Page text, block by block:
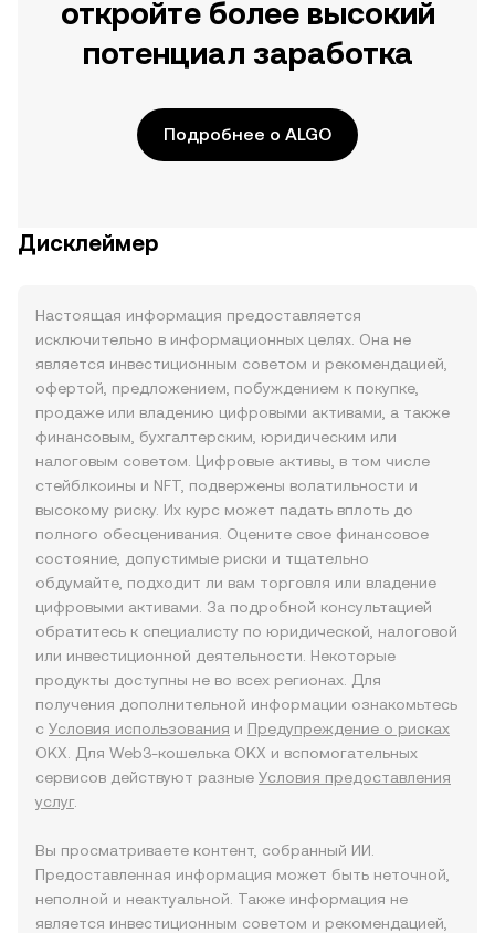
откройте более высокий
потенциал заработка
Подробнее о ALGO
Дисклеймер
Настоящая информация предоставляется
исключительно в информационных целях. Она не
является инвестиционным советом и рекомендацией,
офертой, предложением, побуждением к покупке,
продаже или владению цифровыми активами, а также
финансовым, бухгалтерским, юридическим или
налоговым советом. Цифровые активы, в том числе
стейблкоины и NFT, подвержены волатильности и
высокому риску. Их курс может падать вплоть до
полного обесценивания. Оцените свое финансовое
состояние, допустимые риски и тщательно
обдумайте, подходит ли вам торговля или владение
цифровыми активами. За подробной консультацией
обратитесь к специалисту по юридической, налоговой
или инвестиционной деятельности. Некоторые
продукты доступны не во всех регионах. Для
получения дополнительной информации ознакомьтесь
с Условия использования и Предупреждение о рисках
OKX. Для Web3-кошелька OKX и вспомогательных
сервисов действуют разные Условия предоставления
услуг.
Вы просматриваете контент, собранный ИИ.
Предоставленная информация может быть неточной,
неполной и неактуальной. Также информация не
является инвестиционным советом и рекомендацией,